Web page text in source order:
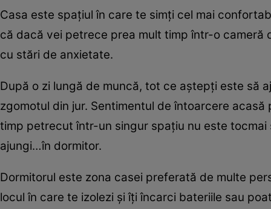
Casa este spaţiul în care te simţi cel mai
că dacă vei petrece prea mult timp într-o
cu stări de anxietate.
După o zi lungă de muncă, tot ce aştepţi este să
zgomotul din jur. Sentimentul de întoarcere
timp petrecut într-un singur spaţiu nu este
ajungi…în dormitor.
Dormitorul este zona casei preferată de multe
locul în care te izolezi şi îţi încarci bateriile sau